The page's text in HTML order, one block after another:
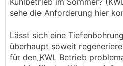
sehe die Anforderung hier
Lässt sich eine
überhaupt soweit
für den KWL Betrieb